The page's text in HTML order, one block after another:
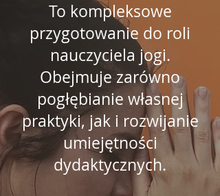
To kompleksowe
przygotowanie do roli
nauczyciela jogi.
Obejmuje zarówno
pogłębianie własnej
praktyki, jak i rozwijanie
umiejętności
dydaktycznych.